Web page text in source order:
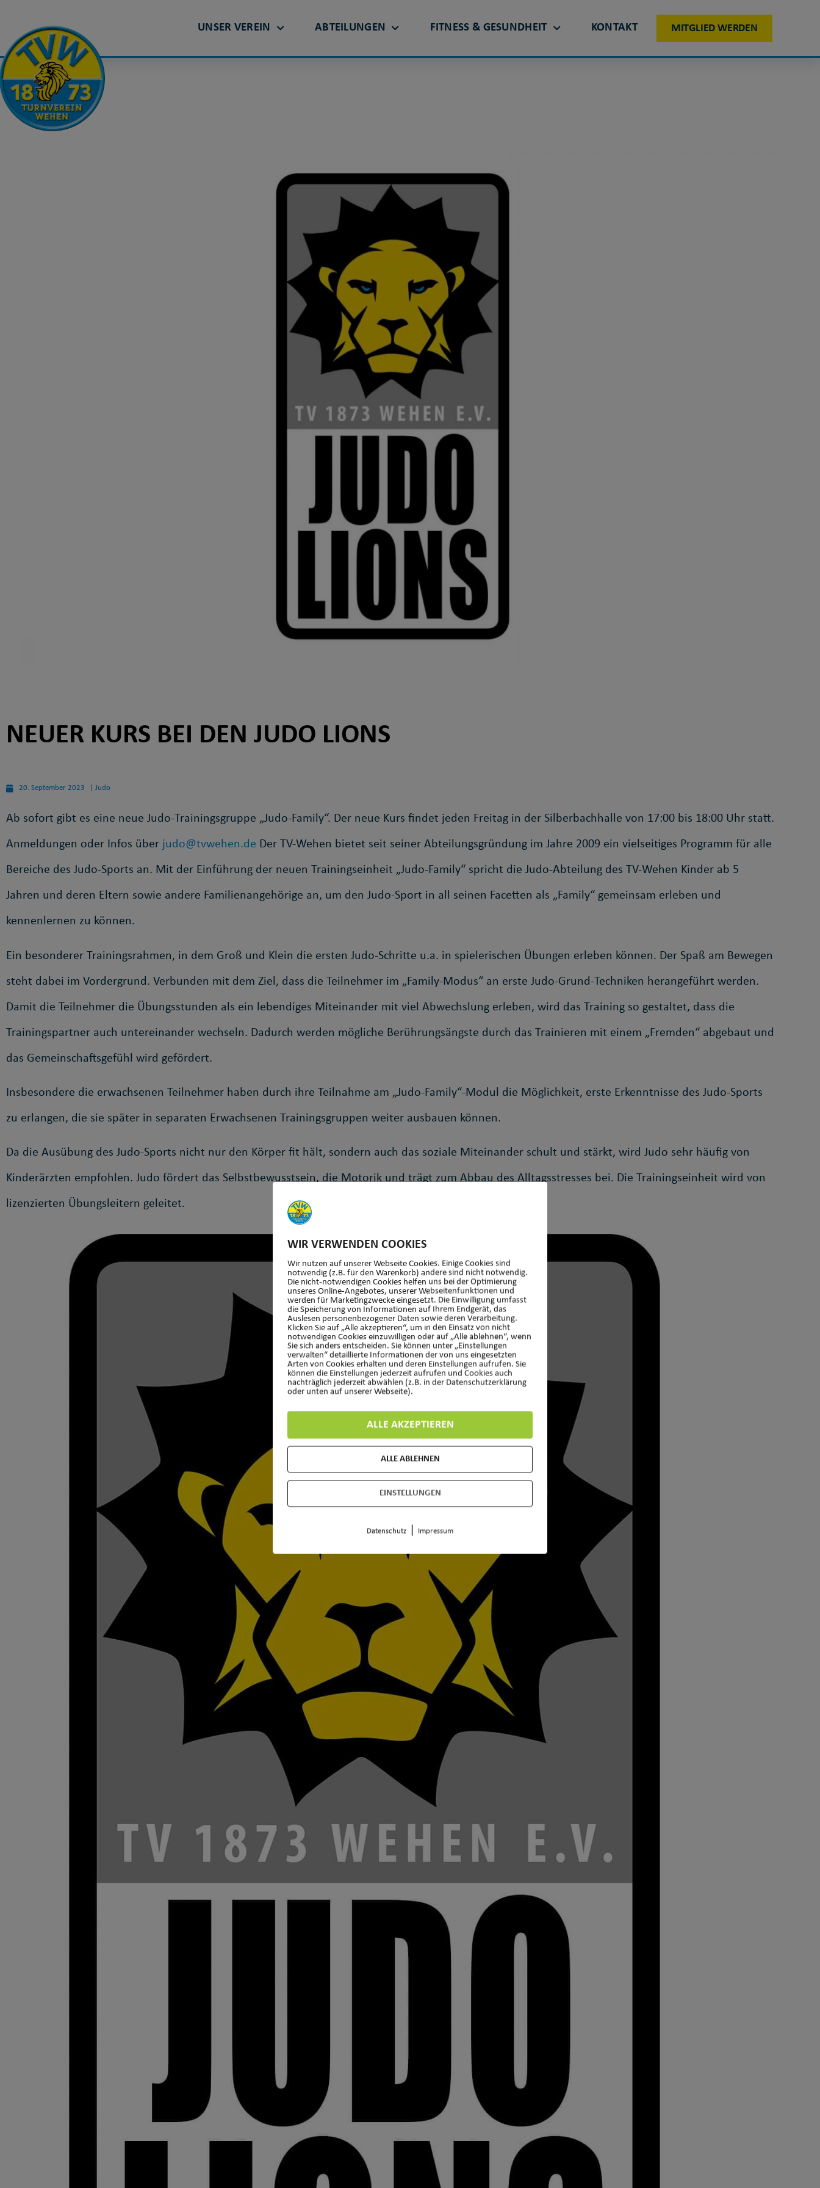
UNSER VEREIN ABTEILUNGEN FITNESS & GESUNDHEIT KONTAKT MITGLIED WERDEN
NEUER KURS BEI DEN JUDO LIONS
20. September 2023 Judo
Ab sofort gibt es eine neue Judo-Trainingsgruppe „Judo-Family“. Der neue Kurs findet jeden Freitag in der Silberbachhalle von 17:00 bis 18:00 Uhr statt.
Anmeldungen oder Infos über judo@tvwehen.de Der TV-Wehen bietet seit seiner Abteilungsgründung im Jahre 2009 ein vielseitiges Programm für alle
Bereiche des Judo-Sports an. Mit der Einführung der neuen Trainingseinheit „Judo-Family“ spricht die Judo-Abteilung des TV-Wehen Kinder ab 5
Jahren und deren Eltern sowie andere Familienangehörige an, um den Judo-Sport in all seinen Facetten als „Family“ gemeinsam erleben und
kennenlernen zu können.
Ein besonderer Trainingsrahmen, in dem Groß und Klein die ersten Judo-Schritte u.a. in spielerischen Übungen erleben können. Der Spaß am Bewegen
steht dabei im Vordergrund. Verbunden mit dem Ziel, dass die Teilnehmer im „Family-Modus“ an erste Judo-Grund-Techniken herangeführt werden.
Damit die Teilnehmer die Übungsstunden als ein lebendiges Miteinander mit viel Abwechslung erleben, wird das Training so gestaltet, dass die
Trainingspartner auch untereinander wechseln. Dadurch werden mögliche Berührungsängste durch das Trainieren mit einem „Fremden“ abgebaut und
das Gemeinschaftsgefühl wird gefördert.
Insbesondere die erwachsenen Teilnehmer haben durch ihre Teilnahme am „Judo-Family“-Modul die Möglichkeit, erste Erkenntnisse des Judo-Sports
zu erlangen, die sie später in separaten Erwachsenen Trainingsgruppen weiter ausbauen können.
Da die Ausübung des Judo-Sports nicht nur den Körper fit hält, sondern auch das soziale Miteinander schult und stärkt, wird Judo sehr häufig von
Kinderärzten empfohlen. Judo fördert das Selbstbewusstsein, die Motorik und trägt zum Abbau des Alltagsstresses bei. Die Trainingseinheit wird von
lizenzierten Übungsleitern geleitet.
WIR VERWENDEN COOKIES
Wir nutzen auf unserer Webseite Cookies. Einige Cookies sind
notwendig (z.B. für den Warenkorb) andere sind nicht notwendig.
Die nicht-notwendigen Cookies helfen uns bei der Optimierung
unseres Online-Angebotes, unserer Webseitenfunktionen und
werden für Marketingzwecke eingesetzt. Die Einwilligung umfasst
die Speicherung von Informationen auf Ihrem Endgerät, das
Auslesen personenbezogener Daten sowie deren Verarbeitung.
Klicken Sie auf „Alle akzeptieren“, um in den Einsatz von nicht
notwendigen Cookies einzuwilligen oder auf „Alle ablehnen“, wenn
Sie sich anders entscheiden. Sie können unter „Einstellungen
verwalten“ detaillierte Informationen der von uns eingesetzten
Arten von Cookies erhalten und deren Einstellungen aufrufen. Sie
können die Einstellungen jederzeit aufrufen und Cookies auch
nachträglich jederzeit abwählen (z.B. in der Datenschutzerklärung
oder unten auf unserer Webseite).
ALLE AKZEPTIEREN
ALLE ABLEHNEN
EINSTELLUNGEN
Datenschutz Impressum